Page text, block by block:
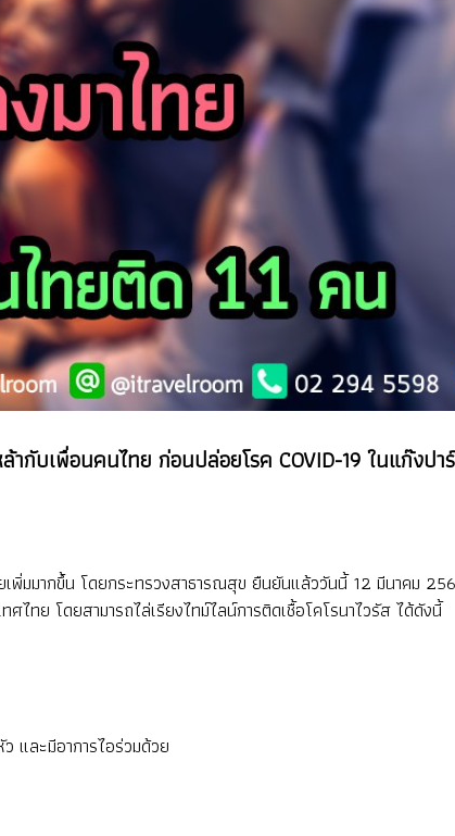
กับเพื่อนคนไทย ก่อนปล่อยโรค COVID-19 ในแก๊งป
เพิ่มมากขึ้น โดยกระทรวงสาธารณสุข ยืนยันแล้ววันนี้ 12 มีนาคม
ไทย โดยสามารถไล่เรียงไทม์ไลน์การติดเชื้อโคโรนาไวรัส ได้ดังนี้
ละมีอาการไอร่วมด้วย